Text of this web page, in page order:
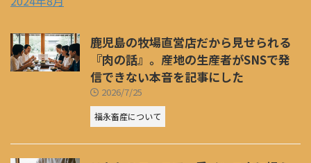
鹿児島の牧場直営店だから見せられる
『肉の話』。産地の生産者がSNSで発
信できない本音を記事にした
2026/7/25
福永畜産について